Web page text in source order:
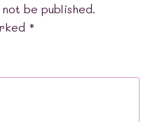
be published.
*